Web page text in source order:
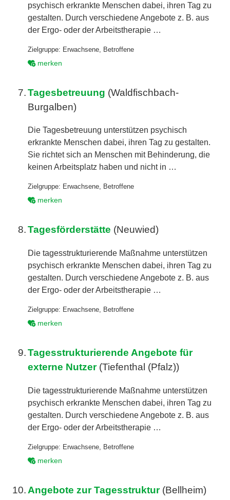
psychisch erkrankte Menschen dabei, ihren Tag zu
gestalten. Durch verschiedene Angebote z. B. aus
der Ergo- oder der Arbeitstherapie …
Zielgruppe: Erwachsene
Betroffene
merken
7. Tagesbetreuung (Waldfischbach-
Burgalben)
Die Tagesbetreuung unterstützen psychisch
erkrankte Menschen dabei, ihren Tag zu gestalten.
Sie richtet sich an Menschen mit Behinderung, die
keinen Arbeitsplatz haben und nicht in …
Zielgruppe: Erwachsene, Betroffene
merken
8. Tagesförderstätte (Neuwied)
Die tagesstrukturierende Maßnahme unterstützen
psychisch erkrankte Menschen dabei, ihren Tag zu
gestalten. Durch verschiedene Angebote z. B. aus
der Ergo- oder der Arbeitstherapie …
Zielgruppe: Erwachsene, Betroffene
merken
9. Tagesstrukturierende Angebote für
externe Nutzer(Tiefenthal (Pfalz))
Die tagesstrukturierende Maßnahme unterstützen
psychisch erkrankte Menschen dabei, ihren Tag zu
gestalten. Durch verschiedene Angebote z. B. aus
der Ergo- oder der Arbeitstherapie …
Zielgruppe: Erwachsene Betroffene
merken
10. Angebote zur Tagesstruktur(Bellheim)